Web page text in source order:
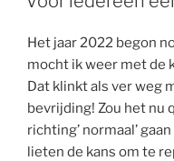
Het jaar 2022 begon
mocht ik weer met de
Dat klinkt als ver weg
bevrijding! Zou het nu
richting’ normaal’
lieten de kans om te